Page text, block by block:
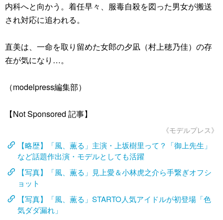
内科へと向かう。着任早々、服毒自殺を図った男女が搬送
され対応に追われる。
直美は、一命を取り留めた女郎の夕凪（村上穂乃佳）の存
在が気になり…。
（modelpress編集部）
【Not Sponsored 記事】
《モデルプレス》
【略歴】「風、薫る」主演・上坂樹里って？「御上先生」
など話題作出演・モデルとしても活躍
【写真】「風、薫る」見上愛＆小林虎之介ら手繋ぎオフシ
ョット
【写真】「風、薫る」STARTO人気アイドルが初登場「色
気ダダ漏れ」